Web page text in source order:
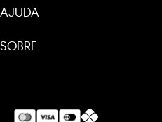
AJUDA
SOBRE